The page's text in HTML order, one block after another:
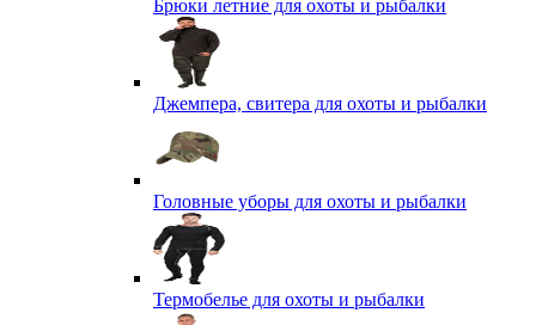
Брюки летние для охоты и рыбалки
Джемпера, свитера для охоты и рыбалки
Головные уборы для охоты и рыбалки
Термобелье для охоты и рыбалки